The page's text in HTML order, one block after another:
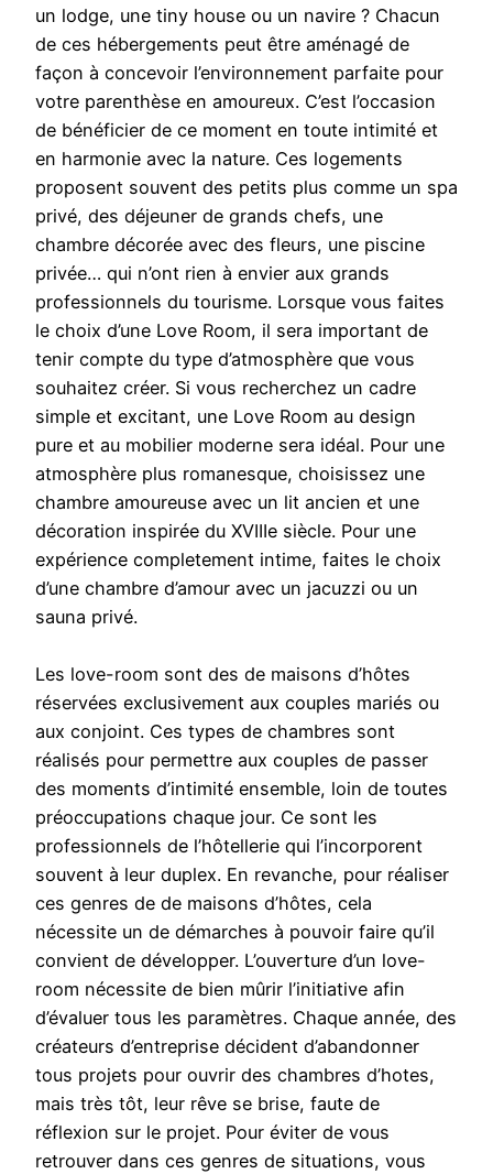
un lodge, une tiny house ou un navire ? Chacun
de ces hébergements peut être aménagé de
façon à concevoir l’environnement parfaite pour
votre parenthèse en amoureux. C’est l’occasion
de bénéficier de ce moment en toute intimité et
en harmonie avec la nature. Ces logements
proposent souvent des petits plus comme un spa
privé, des déjeuner de grands chefs, une
chambre décorée avec des fleurs, une piscine
privée… qui n’ont rien à envier aux grands
professionnels du tourisme. Lorsque vous faites
le choix d’une Love Room, il sera important de
tenir compte du type d’atmosphère que vous
souhaitez créer. Si vous recherchez un cadre
simple et excitant, une Love Room au design
pure et au mobilier moderne sera idéal. Pour une
atmosphère plus romanesque, choisissez une
chambre amoureuse avec un lit ancien et une
décoration inspirée du XVIIIe siècle. Pour une
expérience completement intime, faites le choix
d’une chambre d’amour avec un jacuzzi ou un
sauna privé.
Les love-room sont des de maisons d’hôtes
réservées exclusivement aux couples mariés ou
aux conjoint. Ces types de chambres sont
réalisés pour permettre aux couples de passer
des moments d’intimité ensemble, loin de toutes
préoccupations chaque jour. Ce sont les
professionnels de l’hôtellerie qui l’incorporent
souvent à leur duplex. En revanche, pour réaliser
ces genres de de maisons d’hôtes, cela
nécessite un de démarches à pouvoir faire qu’il
convient de développer. L’ouverture d’un love-
room nécessite de bien mûrir l’initiative afin
d’évaluer tous les paramètres. Chaque année, des
créateurs d’entreprise décident d’abandonner
tous projets pour ouvrir des chambres d’hotes,
mais très tôt, leur rêve se brise, faute de
réflexion sur le projet. Pour éviter de vous
retrouver dans ces genres de situations, vous